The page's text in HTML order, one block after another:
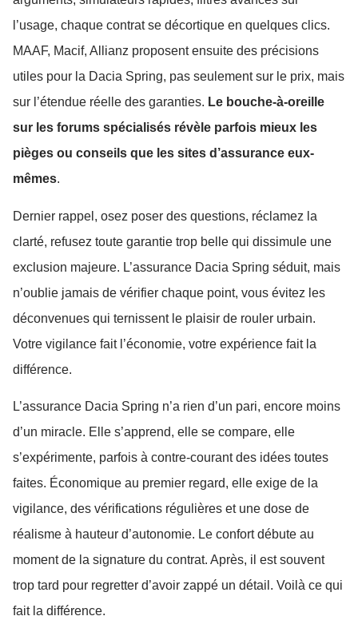
l’usage, chaque contrat se décortique en quelques clics.
MAAF, Macif, Allianz proposent ensuite des précisions
utiles pour la Dacia Spring, pas seulement sur le prix, mais
sur l’étendue réelle des garanties. Le bouche-à-oreille
sur les forums spécialisés révèle parfois mieux les
pièges ou conseils que les sites d’assurance eux-
mêmes.
Dernier rappel, osez poser des questions, réclamez la
clarté, refusez toute garantie trop belle qui dissimule une
exclusion majeure. L’assurance Dacia Spring séduit, mais
n’oublie jamais de vérifier chaque point, vous évitez les
déconvenues qui ternissent le plaisir de rouler urbain.
Votre vigilance fait l’économie, votre expérience fait la
différence.
L’assurance Dacia Spring n’a rien d’un pari, encore moins
d’un miracle. Elle s’apprend, elle se compare, elle
s’expérimente, parfois à contre-courant des idées toutes
faites. Économique au premier regard, elle exige de la
vigilance, des vérifications régulières et une dose de
réalisme à hauteur d’autonomie. Le confort débute au
moment de la signature du contrat. Après, il est souvent
trop tard pour regretter d’avoir zappé un détail. Voilà ce qui
fait la différence.